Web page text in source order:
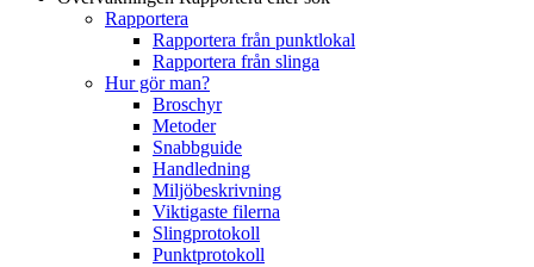
Rapportera
Rapportera från punktlokal
Rapportera från slinga
Hur gör man?
Broschyr
Metoder
Snabbguide
Handledning
Miljöbeskrivning
Viktigaste filerna
Slingprotokoll
Punktprotokoll